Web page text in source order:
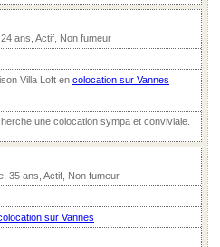
ans, Actif, Non fumeur
Villa Loft en colocation sur Vannes
une colocation sympa et conviviale.
35 ans, Actif, Non fumeur
sur Vannes